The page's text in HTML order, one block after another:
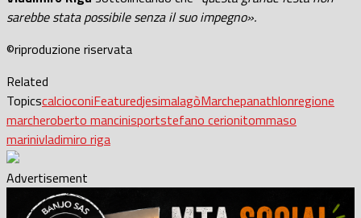
sarebbe stata possibile senza il suo impegno».
©riproduzione riservata
Related
TopicscalcioconiFeaturedjesimalagòMarchepanathlonregione
marcheroberto mancinisportstefano cerionitommaso
marinivladimiro riga
Advertisement